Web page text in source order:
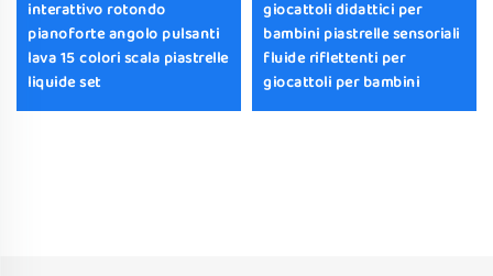
interattivo rotondo
pianoforte angolo pulsanti
lava 15 colori scala piastrelle
liquide set
giocattoli didattici per
bambini piastrelle sensoriali
fluide riflettenti per
giocattoli per bambini